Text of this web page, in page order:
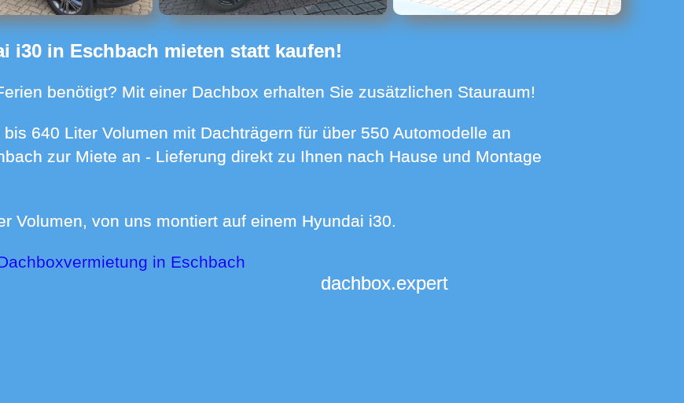
i30 in Eschbach mieten statt kaufen!
benötigt? Mit einer Dachbox erhalten Sie zusätzlichen Stauraum!
zur Miete an - Lieferung direkt zu Ihnen nach Hause und Montage
Volumen, von uns montiert auf einem Hyundai i30.
in Eschbach
dachbox.expert